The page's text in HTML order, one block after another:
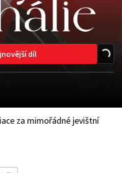
díl
za mimořádné jevištní